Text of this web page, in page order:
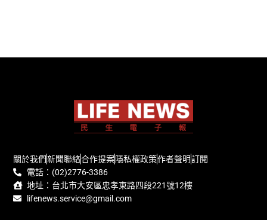
關於我們新聞聯絡合作提案隱私權政策作者聲明訂閱
電話：(02)2776-3386
地址：台北市大安區忠孝東路四段221號12樓
lifenews.service@gmail.com